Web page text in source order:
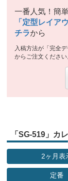
一番人気！簡
「定型レイア
チラから
入稿方法が「完全
からご注文ください
「SG-519」カ
2ヶ月表
定番